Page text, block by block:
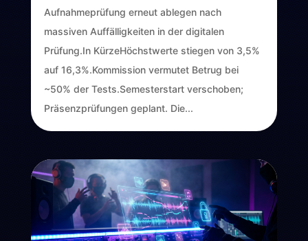
Aufnahmeprüfung erneut ablegen nach
massiven Auffälligkeiten in der digitalen
Prüfung.In KürzeHöchstwerte stiegen von 3,5%
auf 16,3%.Kommission vermutet Betrug bei
~50% der Tests.Semesterstart verschoben;
Präsenzprüfungen geplant. Die...